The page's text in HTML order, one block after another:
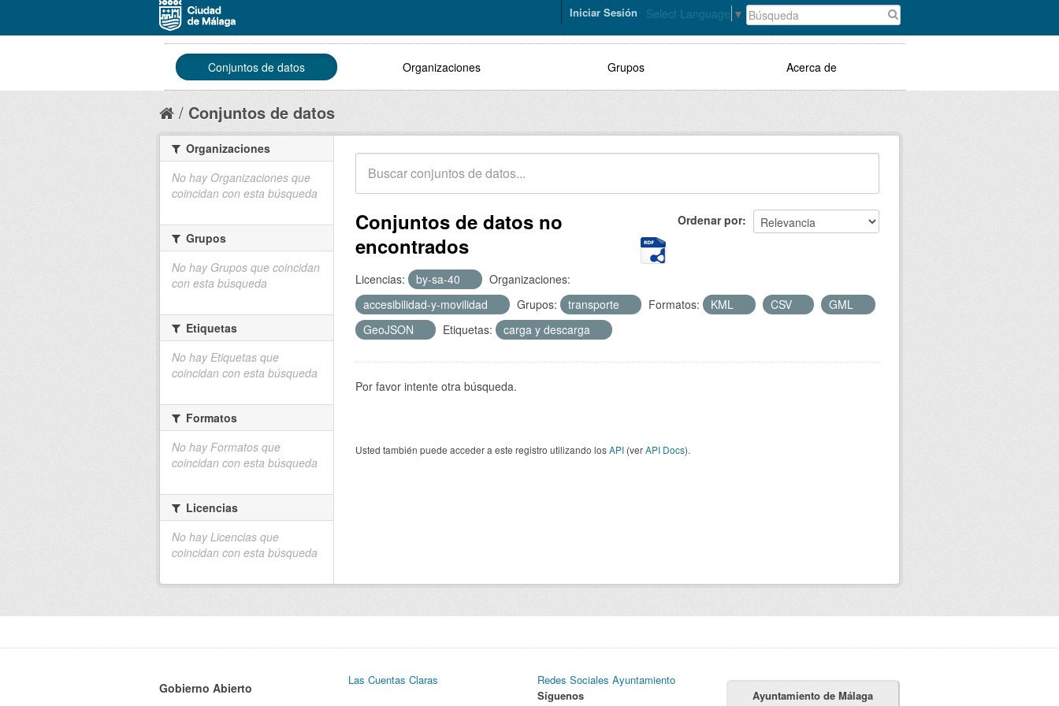
Select Language ▼
Iniciar Sesión
Conjuntos de datos Organizaciones Grupos Acerca de
Conjuntos de datos
Ordenar por
Conjuntos de datos no
encontrados
Licencias: by-sa-40
Organizaciones:
accesibilidad-y-movilidad
Grupos: transporte Formatos: KML CSV
GML
GeoJSON
Etiquetas: carga y descarga
Por favor intente otra búsqueda.
Usted también puede acceder a este registro utilizando losAPI (verAPI Docs).
Organizaciones
No hay Organizaciones que
coincidan con esta búsqueda
Grupos
No hay Grupos que coincidan
con esta búsqueda
Etiquetas
No hay Etiquetas que
coincidan con esta búsqueda
Formatos
No hay Formatos que
coincidan con esta búsqueda
Licencias
No hay Licencias que
coincidan con esta búsqueda
Gobierno Abierto
Las Cuentas Claras
Redes Sociales Ayuntamiento
Síguenos
Ayuntamiento de Málaga